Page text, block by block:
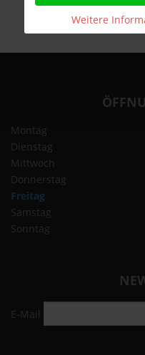
Montag
Dienstag
Mittwoch
Donnerstag
Freitag
Samstag
Sonntag
E-Mail
Weitere